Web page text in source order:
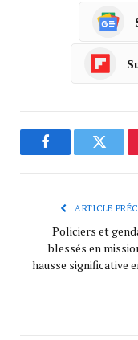
Facebook
ARTICLE
Policiers et
blessés en
hausse significative